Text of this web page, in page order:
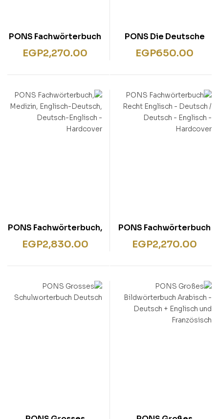
PONS Die Deutsche
Rechtschreibung
EGP650.00
PONS Fachwörterbuch
Marketing: Englisch-
deutsch, deutsch-
EGP2,270.00
PONS Fachwörterbuch
Recht Englisch –
Deutsch / Deutsch –
EGP2,270.00
PONS Fachwörterbuch,
Medizin, Englisch-
Deutsch, Deutsch-
EGP2,830.00